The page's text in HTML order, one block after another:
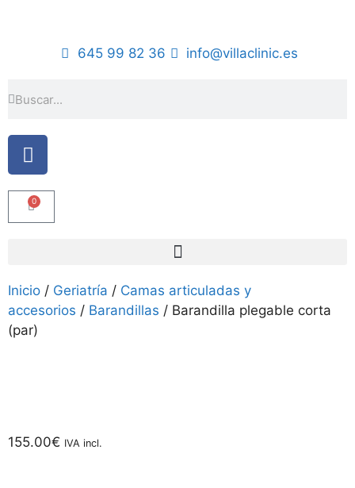
645 99 82 36 info@villaclinic.es
0
Inicio / Geriatría / Camas articuladas y
accesorios / Barandillas / Barandilla plegable corta
(par)
155.00€ IVA incl.